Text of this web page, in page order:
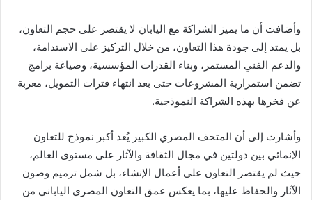
وأضافت أن ما يميز الشراكة مع اليابان لا يقتصر على حجم التعاون،
بل يمتد إلى جودة هذا التعاون، من خلال التركيز على الاستدامة،
والدعم الفني المستمر، وبناء القدرات المؤسسية، وصياغة برامج
تضمن استمرارية المشروعات حتى بعد انتهاء فترات التمويل، معربة
عن فخرها بهذه الشراكة النموذجية.
وأشارت إلى أن المتحف المصري الكبير يُعد أكبر نموذج للتعاون
الإنمائي بين دولتين في مجال الثقافة والآثار على مستوى العالم،
حيث لم يقتصر التعاون على أعمال الإنشاء، بل شمل ترميم وصون
الآثار والحفاظ عليها، بما يعكس عمق التعاون المصري الياباني من